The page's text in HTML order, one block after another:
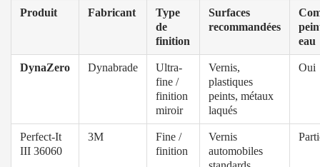
Produit Fabricant
Type
de
finition
Surfaces
recommandées
eau
DynaZero Dynabrade
Ultra-
fine /
finition
miroir
Vernis,
plastiques
peints, métaux
laqués
Oui
Perfect-It
III 36060
3M
Fine /
finition
Vernis
automobiles